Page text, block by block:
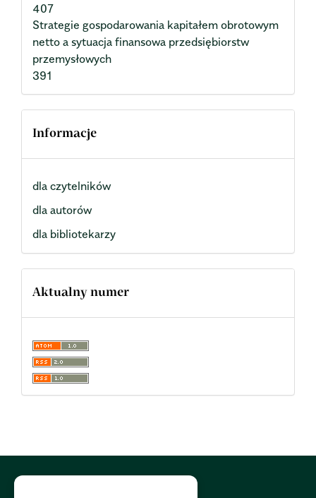
407
Strategie gospodarowania kapitałem obrotowym
netto a sytuacja finansowa przedsiębiorstw
przemysłowych
391
Informacje
dla czytelników
dla autorów
dla bibliotekarzy
Aktualny numer